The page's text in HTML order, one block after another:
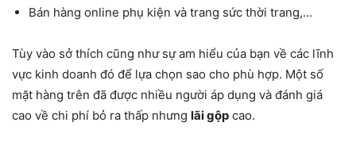
Bán hàng online phụ kiện và trang sức thời trang,…
Tùy vào sở thích cũng như sự am hiểu của bạn về các lĩnh
vực kinh doanh đó để lựa chọn sao cho phù hợp. Một số
mặt hàng trên đã được nhiều người áp dụng và đánh giá
cao về chi phí bỏ ra thấp nhưng lãi gộp cao.